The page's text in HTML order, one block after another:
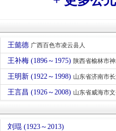
王懿德 广西百色市凌云县人
王补梅 (1896～1975) 陕西省榆林市
王明新 (1922～1998) 山东省济南市
王言昌 (1926～2008) 山东省威海市
刘琨 (1923～2013)